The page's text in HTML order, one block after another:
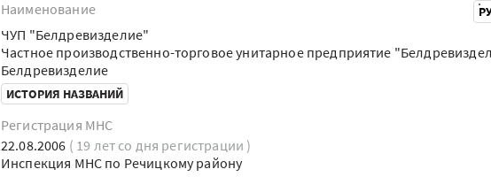
Наименование
ЧУП "Белдревизделие"
Частное производственно-торговое унитарное предприятие
Белдревизделие
ИСТОРИЯ НАЗВАНИЙ
Регистрация МНС
22.08.2006 ( 19 лет со дня регистрации )
Инспекция МНС по Речицкому району